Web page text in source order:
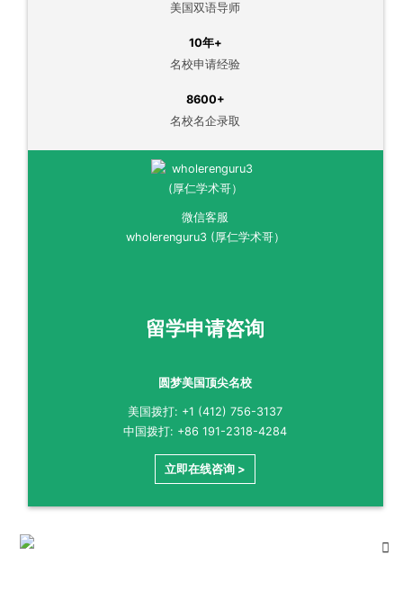
美国双语导师
10年+
名校申请经验
8600+
名校名企录取
微信客服
wholerenguru3 (厚仁学术哥）
留学申请咨询
圆梦美国顶尖名校
美国拨打: +1 (412) 756-3137
中国拨打: +86 191-2318-4284
立即在线咨询 >